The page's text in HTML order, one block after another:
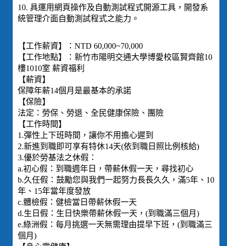
10. 具運用網頁操作及自動測試程式開源工具，開發系
統管理介面自動測試程式之能力。
【工作薪資】：NTD 60,000~70,000
【工作地點】：新竹市陽明交通大學博愛校區賢齊館10
樓1010室 薪資福利
【薪資】
保障年薪14個月是最基本的承諾
【保險】
法定：勞保、勞退、全民健康保險、團險
【工作時間】
1.彈性上下班時間，讓你不用擔心遲到
2.新進到職即可享有特休14天(依到職日照比例核給)
3.優於勞基法之休假：
a.初心假：到職週年日，帶薪休假一天，尋找初心
b.久任假：鼓勵您與我們一起努力長長久久，滿5年、10
年、15年當年度發放
c.體檢假：健檢當日帶薪休假一天
d.生日假：生日快樂帶薪休假一天，(到職滿三個月)
e.綠洲假：每月挑選一天無需理由提早下班，(到職滿三
個月)